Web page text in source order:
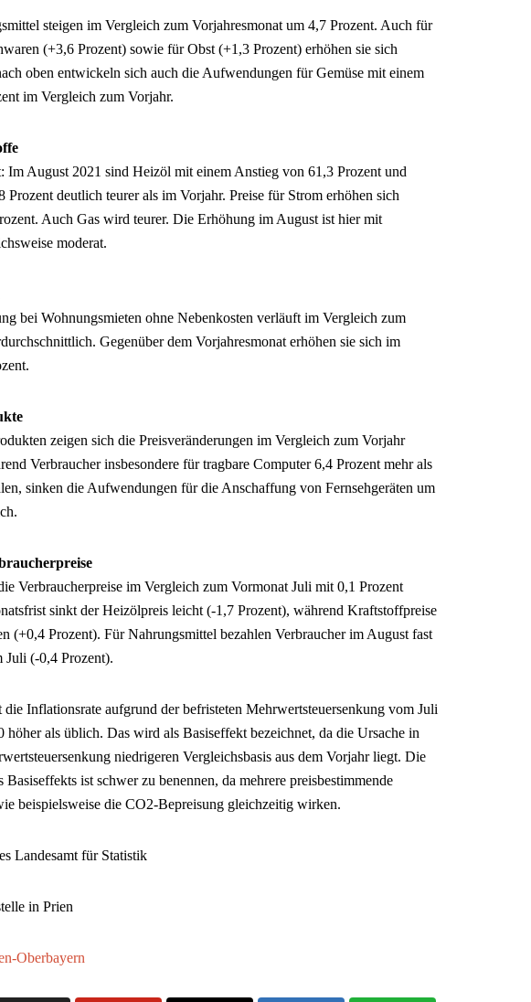
steigen im Vergleich zum Vorjahresmonat um 4,7 Prozent. Auch für
(+3,6 Prozent) sowie für Obst (+1,3 Prozent) erhöhen sie sich
oben entwickeln sich auch die Aufwendungen für Gemüse mit einem
im Vergleich zum Vorjahr.
Im August 2021 sind Heizöl mit einem Anstieg von 61,3 Prozent und
deutlich teurer als im Vorjahr. Preise für Strom erhöhen sich
Auch Gas wird teurer. Die Erhöhung im August ist hier mit
moderat.
bei Wohnungsmieten ohne Nebenkosten verläuft im Vergleich zum
Gegenüber dem Vorjahresmonat erhöhen sie sich im
zeigen sich die Preisveränderungen im Vergleich zum Vorjahr
Verbraucher insbesondere für tragbare Computer 6,4 Prozent mehr als
sinken die Aufwendungen für die Anschaffung von Fernsehgeräten um
Verbraucherpreise im Vergleich zum Vormonat Juli mit 0,1 Prozent
sinkt der Heizölpreis leicht (-1,7 Prozent), während Kraftstoffpreise
(+0,4 Prozent). Für Nahrungsmittel bezahlen Verbraucher im August fast
Juli (-0,4 Prozent).
Inflationsrate aufgrund der befristeten Mehrwertsteuersenkung vom Juli
höher als üblich. Das wird als Basiseffekt bezeichnet, da die Ursache in
niedrigeren Vergleichsbasis aus dem Vorjahr liegt. Die
Basiseffekts ist schwer zu benennen, da mehrere preisbestimmende
beispielsweise die CO2-Bepreisung gleichzeitig wirken.
Landesamt für Statistik
in Prien
Oberbayern